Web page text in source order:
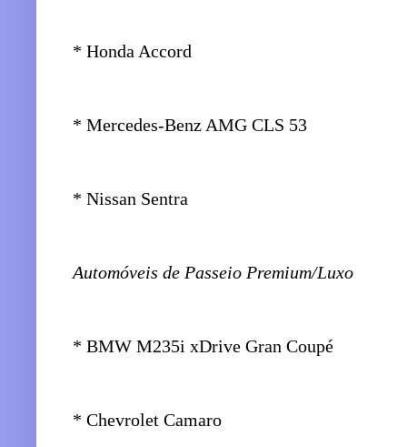
* Honda Accord
* Mercedes-Benz AMG CLS 53
* Nissan Sentra
Automóveis de Passeio Premium/Luxo
* BMW M235i xDrive Gran Coupé
* Chevrolet Camaro